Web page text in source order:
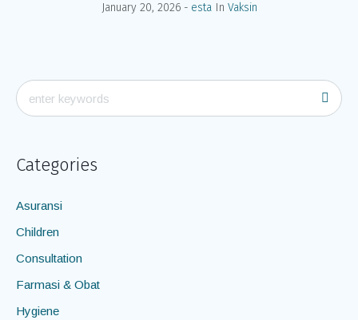
January 20, 2026 esta In Vaksin
Categories
Asuransi
Children
Consultation
Farmasi & Obat
Hygiene